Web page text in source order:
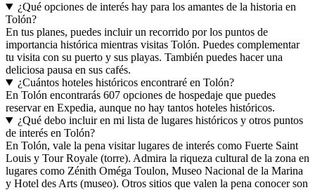
¿Qué opciones de interés hay para los amantes de la historia en
Tolón?
En tus planes, puedes incluir un recorrido por los puntos de
importancia histórica mientras visitas Tolón. Puedes complementar
tu visita con su puerto y sus playas. También puedes hacer una
deliciosa pausa en sus cafés.
¿Cuántos hoteles históricos encontraré en Tolón?
En Tolón encontrarás 607 opciones de hospedaje que puedes
reservar en Expedia, aunque no hay tantos hoteles históricos.
¿Qué debo incluir en mi lista de lugares históricos y otros puntos
de interés en Tolón?
En Tolón, vale la pena visitar lugares de interés como Fuerte Saint
Louis y Tour Royale (torre). Admira la riqueza cultural de la zona en
lugares como Zénith Oméga Toulon, Museo Nacional de la Marina
y Hotel des Arts (museo). Otros sitios que valen la pena conocer son